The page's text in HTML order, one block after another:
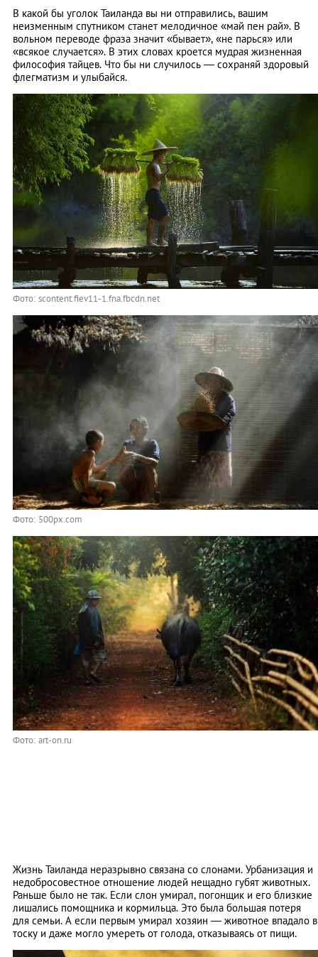
В какой бы уголок Таиланда вы ни отправились, вашим
неизменным спутником станет мелодичное «май пен рай». В
вольном переводе фраза значит «бывает», «не парься» или
«всякое случается». В этих словах кроется мудрая жизненная
философия тайцев. Что бы ни случилось — сохраняй здоровый
флегматизм и улыбайся.
Фото: scontent.fiev11-1.fna.fbcdn.net
Фото: 500px.com
Фото: art-on.ru
Жизнь Таиланда неразрывно связана со слонами. Урбанизация и
недобросовестное отношение людей нещадно губят животных.
Раньше было не так. Если слон умирал, погонщик и его близкие
лишались помощника и кормильца. Это была большая потеря
для семьи. А если первым умирал хозяин — животное впадало в
тоску и даже могло умереть от голода, отказываясь от пищи.